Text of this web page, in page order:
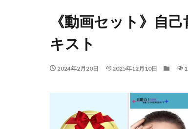
《動画セット》自
キスト
2024年2月20日 2025年12月10日